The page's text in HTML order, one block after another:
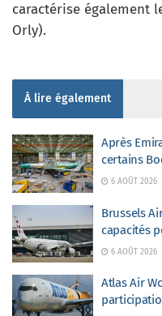
caractérise également
Orly).
À lire également
Après
certains
6 AOÛT 2026
Brussels
capacités
6 AOÛT 2026
Atlas Air